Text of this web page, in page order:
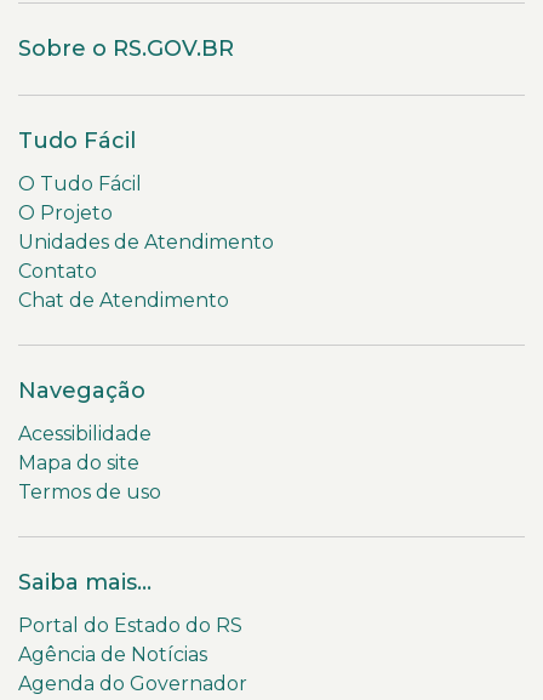
Sobre o RS.GOV.BR
Tudo Fácil
O Tudo Fácil
O Projeto
Unidades de Atendimento
Contato
Chat de Atendimento
Navegação
Acessibilidade
Mapa do site
Termos de uso
Saiba mais...
Portal do Estado do RS
Agência de Notícias
Agenda do Governador